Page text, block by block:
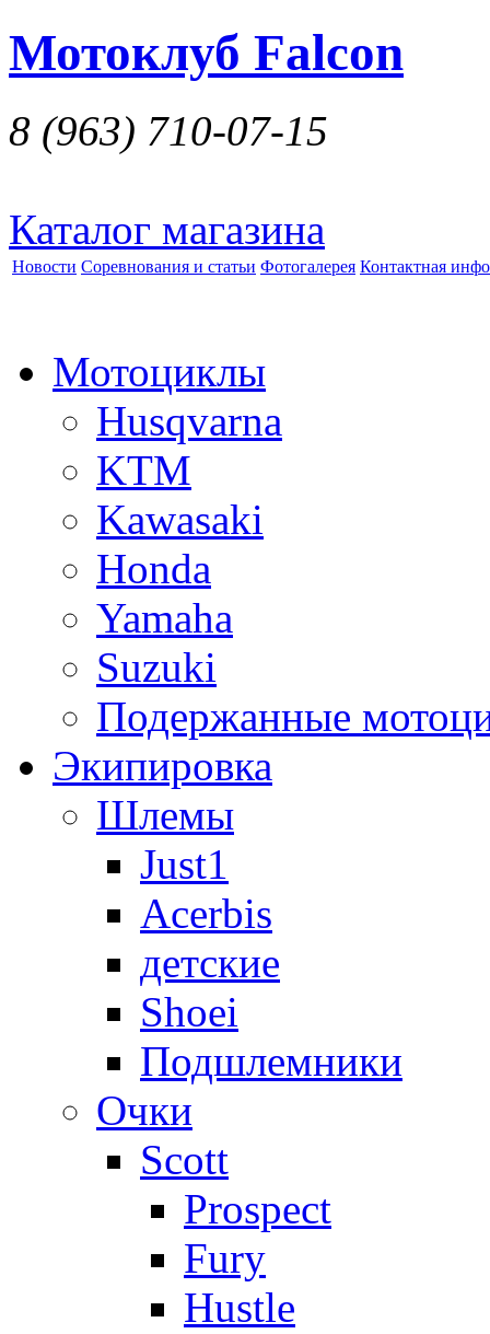
Мотоклуб Falcon
8 (963) 710-07-15
Каталог магазина
Новости Соревнования и статьи Фотогалерея Контактная
Мотоциклы
Husqvarna
KTM
Kawasaki
Honda
Yamaha
Suzuki
Подержанные
Экипировка
Шлемы
Just1
Acerbis
детские
Shoei
Подшлемники
Очки
Scott
Prospect
Fury
Hustle